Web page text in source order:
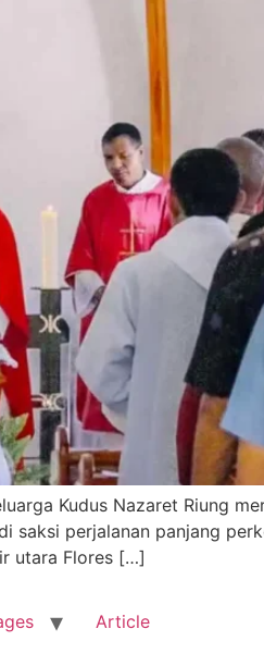
Kudus Nazaret Riung
saksi perjalanan panjang
utara Flores […]
Article